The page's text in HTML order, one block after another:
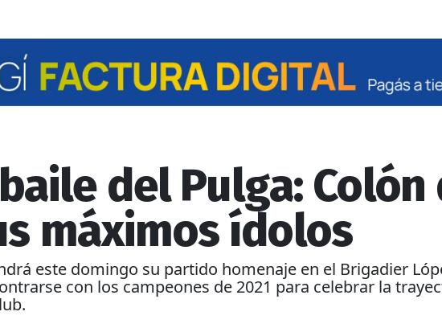
del Pulga:
máximos ídolos
este domingo su partido homenaje en el Brigadier
con los campeones de 2021 para celebrar la